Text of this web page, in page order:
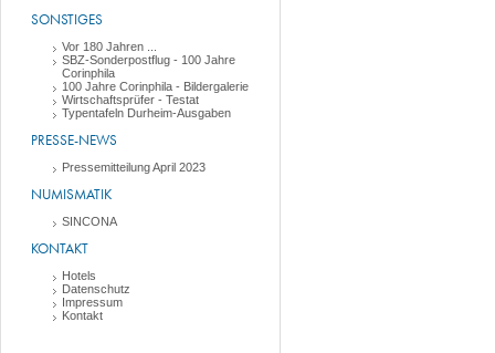
SONSTIGES
Vor 180 Jahren ...
SBZ-Sonderpostflug - 100 Jahre
Corinphila
100 Jahre Corinphila - Bildergalerie
Wirtschaftsprüfer - Testat
Typentafeln Durheim-Ausgaben
PRESSE-NEWS
Pressemitteilung April 2023
NUMISMATIK
SINCONA
KONTAKT
Hotels
Datenschutz
Impressum
Kontakt